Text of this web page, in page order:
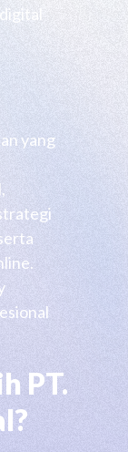
yang
PT.